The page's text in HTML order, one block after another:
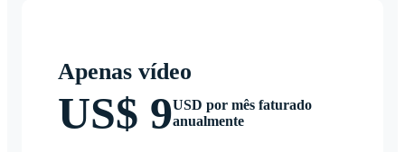
Apenas vídeo
US$ 9USD por mês faturado
anualmente